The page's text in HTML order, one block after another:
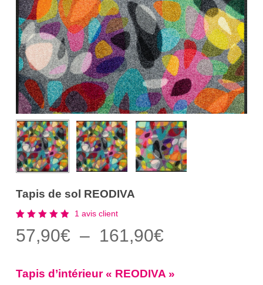
Tapis de sol REODIVA
5.00
sur 5
client
1avis client
57,90€ – 161,90€Plage
prix :
Tapis d’intérieur « REODIVA »